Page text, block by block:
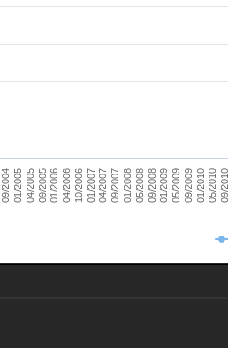
09/200401/200504/200509/200501/200604/200610/200601/200704/200709/200701/200805/200809/200801/200905/200909/200901/201005/201009/